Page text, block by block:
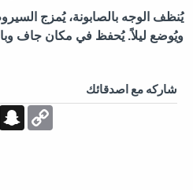
يُنظف الوجه بالصابونة، يُمزج
ويُوضع ليلاً. يُحفظ في مكان جاف
شاركه مع اصدقائك
Copy
Link